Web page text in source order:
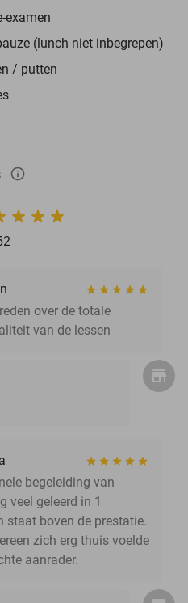
examen
(lunch niet inbegrepen)
/ putten
info_outlined
over de totale
van de lessen
begeleiding van
veel geleerd in 1
staat boven de prestatie.
zich erg thuis voelde
aanrader.